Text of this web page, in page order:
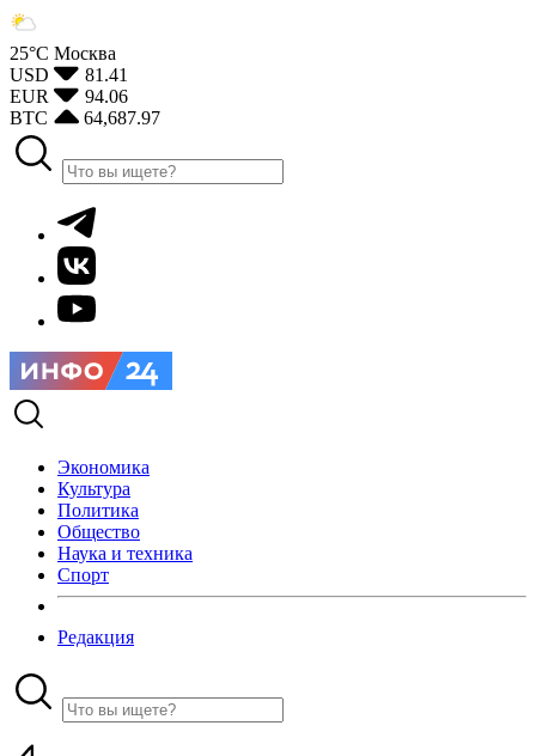
25°С Москва
USD
81.41
EUR
94.06
BTC
64,687.97
Экономика
Культура
Политика
Общество
Наука и техника
Спорт
Редакция